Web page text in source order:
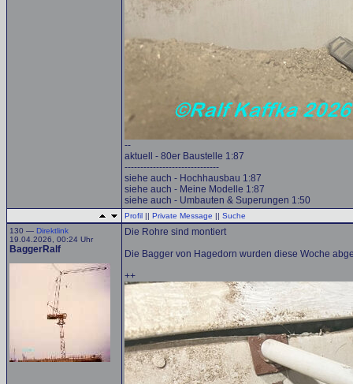
--
aktuell - 80er Baustelle 1:87
------------------------------
siehe auch - Hochhausbau 1:87
siehe auch - Meine Modelle 1:87
siehe auch - Umbauten & Superungen 1:50
Profil || Private Message || Suche
130 — Direktlink
19.04.2026, 00:24 Uhr
BaggerRalf
Die Rohre sind montiert
Die Bagger von Hagedorn wurden diese Woche
++